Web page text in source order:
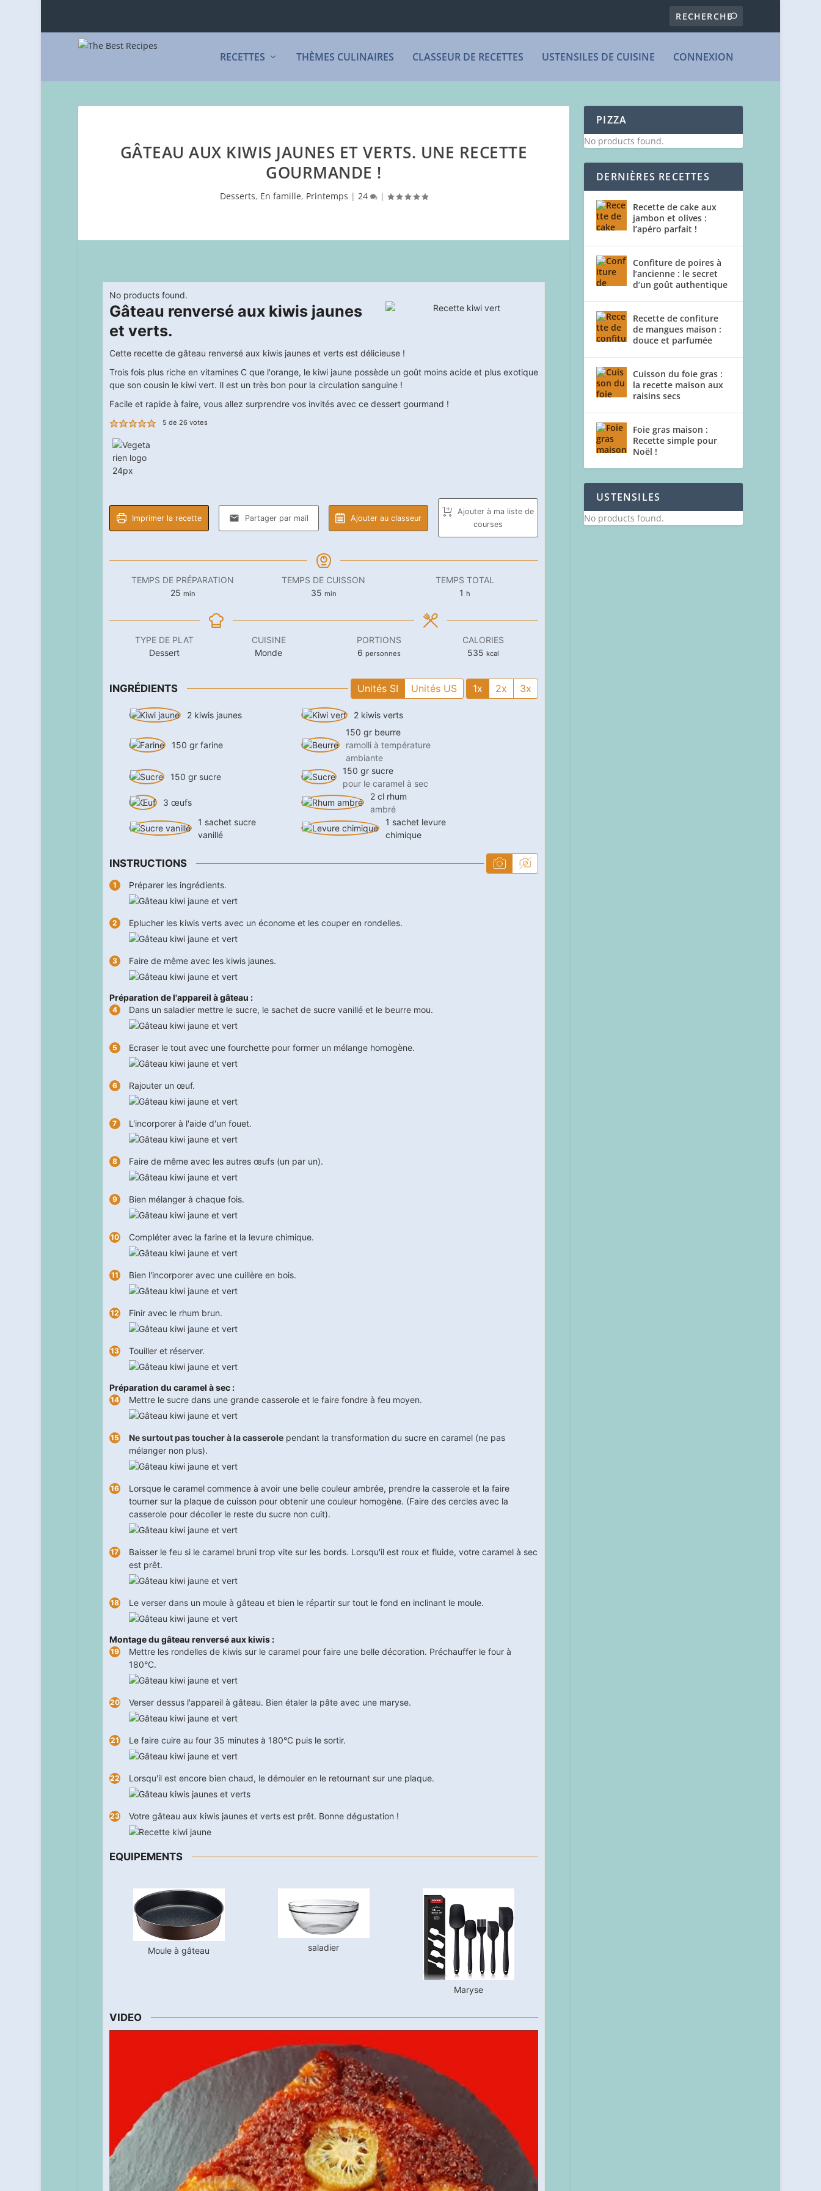
RECETTES THÈMES CULINAIRES CLASSEUR DE RECETTES USTENSILES DE CUISINE CONNEXION
GÂTEAU AUX KIWIS JAUNES ET VERTS. UNE RECETTE
GOURMANDE !
Desserts, En famille, Printemps | 24 |
No products found.
Gâteau renversé aux kiwis jaunes
et verts.
Cette recette de gâteau renversé aux kiwis jaunes et verts est délicieuse !
Trois fois plus riche en vitamines C que l'orange, le kiwi jaune possède un goût moins acide et plus exotique
que son cousin le kiwi vert. Il est un très bon pour la circulation sanguine !
Facile et rapide à faire, vous allez surprendre vos invités avec ce dessert gourmand !
5 de 26votes
Imprimer la recette Partager par mail Ajouter au classeur
Ajouter à ma liste de
courses
TEMPS DE PRÉPARATION
25minutes
min
TEMPS DE CUISSON
35minutes
min
TEMPS TOTAL
1 heure
h
TYPE DE PLAT
Dessert
CUISINE
Monde
PORTIONS
6 personnes
CALORIES
535 kcal
INGRÉDIENTS Unités SI Unités US 1x 2x 3x
2 kiwis jaunes 2 kiwis verts
150 gr farine
150 gr beurre
ramolli à température
ambiante
150 gr sucre
150 gr sucre
pour le caramel à sec
3 œufs
2 cl rhum
ambré
1 sachet sucre
vanillé
1 sachet levure
chimique
INSTRUCTIONS
Préparer les ingrédients.
Eplucher les kiwis verts avec un économe et les couper en rondelles.
Faire de même avec les kiwis jaunes.
Préparation de l'appareil à gâteau :
Dans un saladier mettre le sucre, le sachet de sucre vanillé et le beurre mou.
Ecraser le tout avec une fourchette pour former un mélange homogène.
Rajouter un œuf.
L'incorporer à l'aide d'un fouet.
Faire de même avec les autres œufs (un par un).
Bien mélanger à chaque fois.
Compléter avec la farine et la levure chimique.
Bien l'incorporer avec une cuillère en bois.
Finir avec le rhum brun.
Touiller et réserver.
Préparation du caramel à sec :
Mettre le sucre dans une grande casserole et le faire fondre à feu moyen.
Ne surtout pas toucher à la casserolependant la transformation du sucre en caramel (ne pas
mélanger non plus).
Lorsque le caramel commence à avoir une belle couleur ambrée, prendre la casserole et la faire
tourner sur la plaque de cuisson pour obtenir une couleur homogène. (Faire des cercles avec la
casserole pour décoller le reste du sucre non cuit).
Baisser le feu si le caramel bruni trop vite sur les bords. Lorsqu'il est roux et fluide, votre caramel à sec
est prêt.
Le verser dans un moule à gâteau et bien le répartir sur tout le fond en inclinant le moule.
Montage du gâteau renversé aux kiwis :
Mettre les rondelles de kiwis sur le caramel pour faire une belle décoration. Préchauffer le four à
180°C.
Verser dessus l'appareil à gâteau. Bien étaler la pâte avec une maryse.
Le faire cuire au four 35 minutes à 180°C puis le sortir.
Lorsqu'il est encore bien chaud, le démouler en le retournant sur une plaque.
Votre gâteau aux kiwis jaunes et verts est prêt. Bonne dégustation !
EQUIPEMENTS
Moule à gâteau saladier
Maryse
VIDEO
PIZZA
No products found.
DERNIÈRES RECETTES
Recette de cake aux
jambon et olives :
l’apéro parfait !
Confiture de poires à
l’ancienne : le secret
d’un goût authentique
Recette de confiture
de mangues maison :
douce et parfumée
Cuisson du foie gras :
la recette maison aux
raisins secs
Foie gras maison :
Recette simple pour
Noël !
USTENSILES
No products found.